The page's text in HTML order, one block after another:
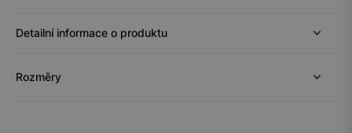
Detailní informace o produktu
Rozměry